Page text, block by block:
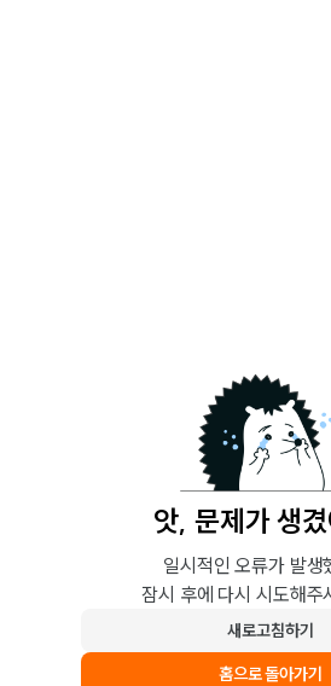
앗, 문제가 생
일시적인 오류가 발생
잠시 후에 다시 시도해주
새로고침하기
홈으로 돌아가기